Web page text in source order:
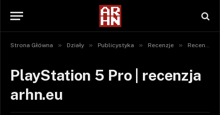
Strona Główna » Działy » Publicystyka » Recenzje » Recenzje sprzętu
PlayStation 5 Pro | recenzja
arhn.eu